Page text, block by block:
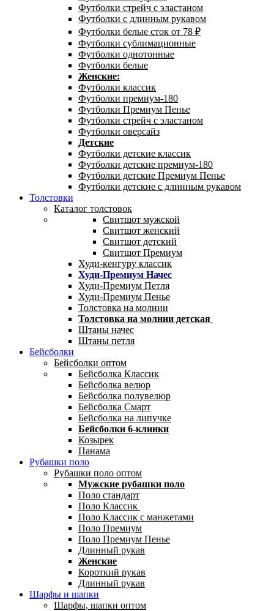
Футболки стрейч с эластаном
Футболки с длинным рукавом
Футболки белые сток от 78 ₽
Футболки сублимационные
Футболки однотонные
Футболки белые
Женские:
Футболки классик
Футболки премиум-180
Футболки Премиум Пенье
Футболки стрейч с эластаном
Футболки оверсайз
Детские
Футболки детские классик
Футболки детские премиум-180
Футболки детские Премиум Пенье
Футболки детские с длинным рукавом
Толстовки
Каталог толстовок
Свитшот мужской
Свитшот женский
Свитшот детский
Свитшот Премиум
Худи-кенгуру классик
Худи-Премиум Начес
Худи-Премиум Петля
Худи-Премиум Пенье
Толстовка на молнии
Толстовка на молнии детская
Штаны начес
Штаны петля
Бейсболки
Бейсболки оптом
Бейсболка Классик
Бейсболка велюр
Бейсболка полувелюр
Бейсболка Смарт
Бейсболка на липучке
Бейсболки 6-клинки
Козырек
Панама
Рубашки поло
Рубашки поло оптом
Мужские рубашки поло
Поло стандарт
Поло Классик
Поло Классик с манжетами
Поло Премиум
Поло Премиум Пенье
Длинный рукав
Женские
Короткий рукав
Длинный рукав
Шарфы и шапки
Шарфы, шапки оптом